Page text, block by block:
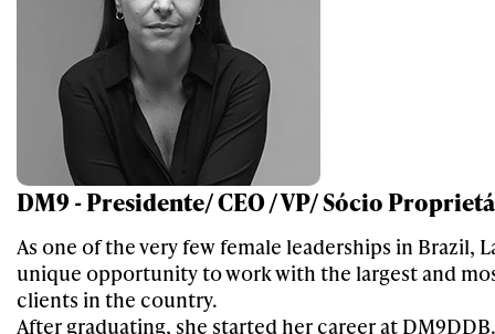
DM9 - Presidente/ CEO / VP/ Sócio
As one of the very few female leaderships in Brazil,
unique opportunity to work with the largest and
clients in the country.
After graduating, she started her career at